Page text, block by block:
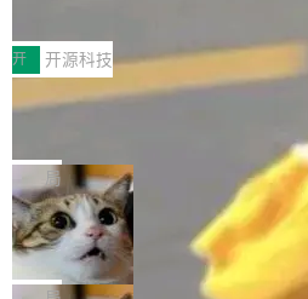
常维护操作，并完整支持 Iceberg V3
村国家自主创新示范区会议中心开幕。
由中关村智联软件服务业质量创新联
“智构可信·质创未来——AI原生时代的
式”为主题，直面AI从实验室走向规模
的核心质量命题。会上，《2026智能
工具选型手册》发布，Testin云测的
nt智能测试系统入选AI测试领域代表
O而言，这提示了一个转变：AI测试
工具升级为企业的质量基础设施。
开 开源科技
让非法状态不可表示：一篇关于
有一种东西，一旦用过就回不去了。
eev 管它叫"软件设计的基石"。 他说
鲜——代数数据类型（ADT），尤其
（sum type）。但他说清楚了一件事
型系统的学术体操，是日常编码的思
章从一个简单的例子切入。一个网站
局
Cloudflare 开源内部企业 AI 平台
dflare OS
Cloudflare 发布了一个开源项目
S。如果你只看官方博客，你会觉得